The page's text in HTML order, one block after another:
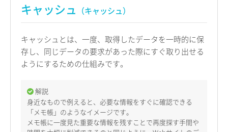
キャッシュ （キャッシュ）
キャッシュとは、一度、取得したデータを一時的に保
存し、同じデータの要求があった際にすぐ取り出せる
ようにするための仕組みです。
解説
身近なもので例えると、必要な情報をすぐに確認できる
「メモ帳」のようなイメージです。
メモ帳に一度見た重要な情報を残すことで再度探す手間や